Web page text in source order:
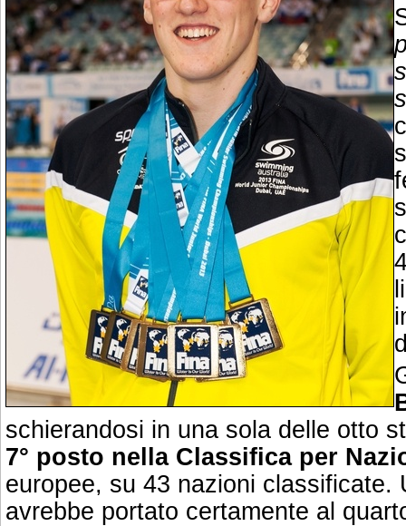
schierandosi in una sola delle otto
7° posto nella Classifica per
europee, su 43 nazioni classificate.
avrebbe portato certamente al